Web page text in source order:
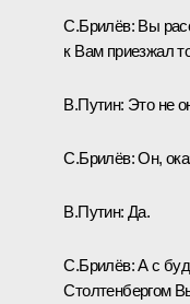
С.Брилёв: Вы
к Вам приезжал
В.Путин: Это не
С.Брилёв:Он,
В.Путин: Да.
С.Брилёв:А с
Столтенбергом